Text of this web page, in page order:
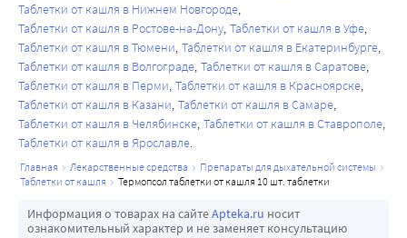
Таблетки от кашля в Нижнем Новгороде
Таблетки от кашля в Ростове-на-Дону Таблетки от кашля в Уфе
Таблетки от кашля в Тюмени Таблетки от кашля в Екатеринбурге
Таблетки от кашля в Волгограде Таблетки от кашля в Саратове
Таблетки от кашля в Перми Таблетки от кашля в Красноярске
Таблетки от кашля в Казани Таблетки от кашля в Самаре
Таблетки от кашля в Челябинске Таблетки от кашля в Ставрополе
Таблетки от кашля в Ярославле
главная лекарственные средства
препараты для дыхательной системы
таблетки от кашля
термопсол таблетки от кашля 10 шт. таблетки
Информация о товарах на сайтеApteka.ru носит
ознакомительный характер и не заменяет консультацию